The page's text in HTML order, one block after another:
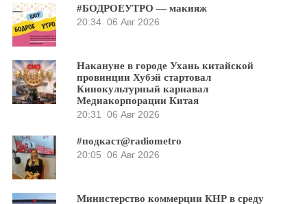
#БОДРОЕУТРО — макияж
20:34 06 Авг 2026
Накануне в городе Ухань китайской
провинции Хубэй стартовал
Кинокультурный карнавал
Медиакорпорации Китая
20:31
06 Авг 2026
#подкаст@radiometro
20:05 06 Авг 2026
Министерство коммерции КНР в среду